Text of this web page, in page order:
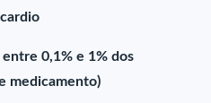
0,1% e 1% dos
medicamento)